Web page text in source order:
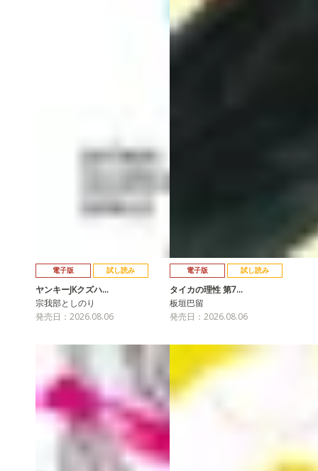
電子版 試し読み
ヤンキーJKクズハ…
宗我部としのり
発売日：2026.08.06
電子版 試し読み
タイカの理性 第7…
板垣巴留
発売日：2026.08.06